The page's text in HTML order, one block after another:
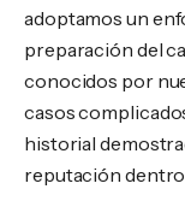
adoptamos un
preparación del
conocidos por
casos
historial
reputación dentro